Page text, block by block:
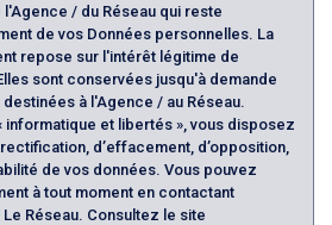
de 25 ans
ans
31,79 %
55 ans
47,05 %
famille
0,65
60,09 %
enfants
/ du Réseau qui reste
de vos Données personnelles. La
repose sur l'intérêt légitime de
sont conservées jusqu'à demande
à l'Agence / au Réseau.
informatique et libertés », vous disposez
d’effacement, d’opposition,
de vos données. Vous pouvez
à tout moment en contactant
Réseau. Consultez le site